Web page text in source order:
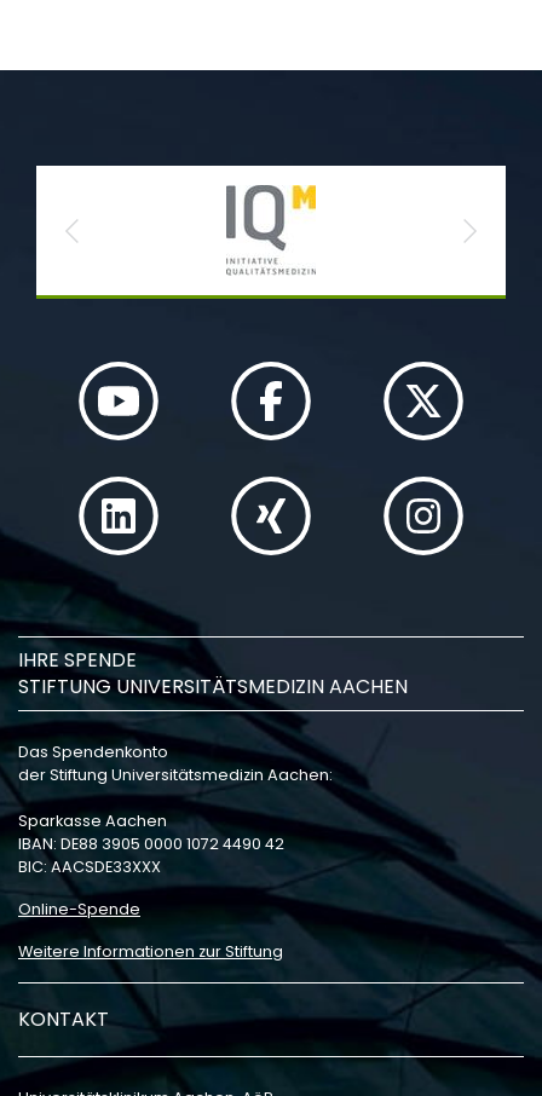
Aufzug B1)Uniklinik RWTH…
Herstellung von
Platelet-Rich-Fibrin
december
Course for Stepwise
Flap Raising Munich
11
februari
11th – 13th February 2027
97th International
Flap Raising Aachen
15
februari
15. – 16. Februar 2027
31. EUREGIO
Implantationskurs
am Humanpräparat
10
maart
10th March – 19th March
2027For further information
please click here.
98th International
Previous Next
IHRE SPENDE
STIFTUNG UNIVERSITÄTSMEDIZIN AACHEN
Das Spendenkonto
der Stiftung Universitätsmedizin Aachen:
Sparkasse Aachen
IBAN: DE88 3905 0000 1072 4490 42
BIC: AACSDE33XXX
Online-Spende
Weitere Informationen zur Stiftung
KONTAKT